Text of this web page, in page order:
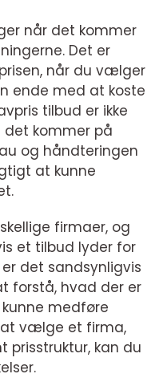
når det kommer
Det er
når du vælger
ende med at koste
tilbud er ikke
kommer på
og håndteringen
at kunne
firmaer, og
et tilbud lyder for
det sandsynligvis
forstå, hvad der er
medføre
at vælge et firma,
prisstruktur, kan du